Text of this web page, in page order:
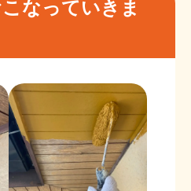
なっていきま